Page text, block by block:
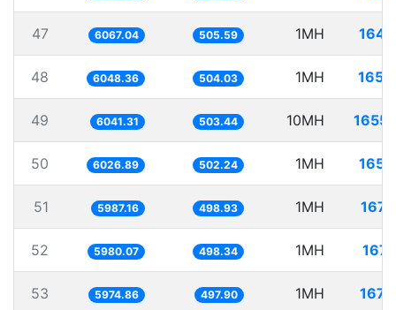
47 6067.04 505.59 1MH
48 6048.36 504.03 1MH
49 6041.31 503.44 10MH
50 6026.89 502.24 1MH
51 5987.16 498.93 1MH
52 5980.07 498.34 1MH
53 5974.86 497.90 1MH